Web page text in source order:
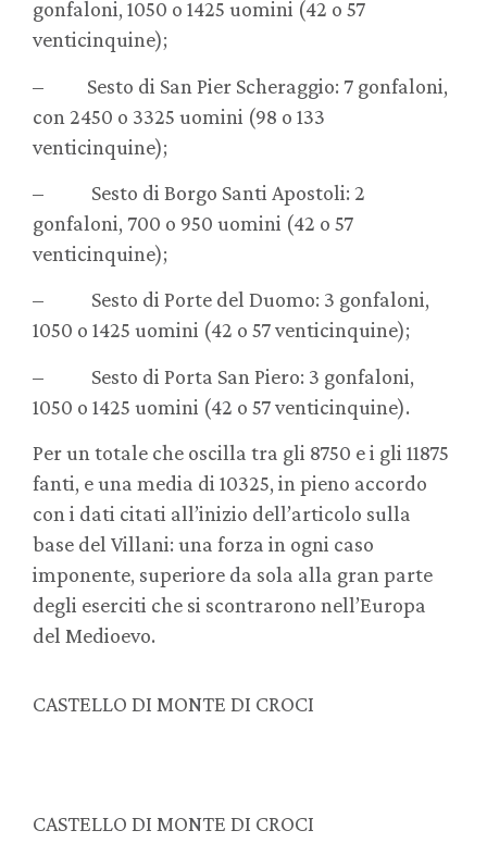
gonfaloni, 1050 o 1425 uomini (42 o 57
venticinquine);
– Sesto di San Pier Scheraggio: 7 gonfaloni,
con 2450 o 3325 uomini (98 o 133
venticinquine);
– Sesto di Borgo Santi Apostoli: 2
gonfaloni, 700 o 950 uomini (42 o 57
venticinquine);
– Sesto di Porte del Duomo: 3 gonfaloni,
1050 o 1425 uomini (42 o 57 venticinquine);
– Sesto di Porta San Piero: 3 gonfaloni,
1050 o 1425 uomini (42 o 57 venticinquine).
Per un totale che oscilla tra gli 8750 e i gli 11875
fanti, e una media di 10325, in pieno accordo
con i dati citati all’inizio dell’articolo sulla
base del Villani: una forza in ogni caso
imponente, superiore da sola alla gran parte
degli eserciti che si scontrarono nell’Europa
del Medioevo.
CASTELLO DI MONTE DI CROCI
CASTELLO DI MONTE DI CROCI